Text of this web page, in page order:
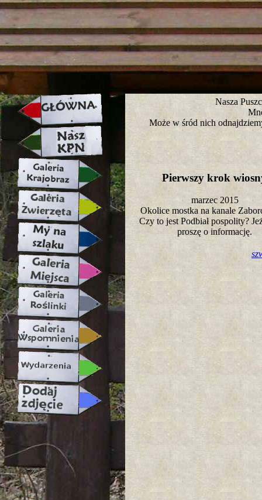
strona w naprawie zapraszamy
Nasza
Może w śród nich
Pierwszy krok
marzec 2015
Okolice mostka na kanale
Czy to jest Podbiał pospolity?
proszę o informację.